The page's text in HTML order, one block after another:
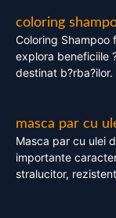
coloring
Coloring Shampoo
explora beneficiile
destinat
masca par cu
Masca par cu ulei
importante
stralucitor,